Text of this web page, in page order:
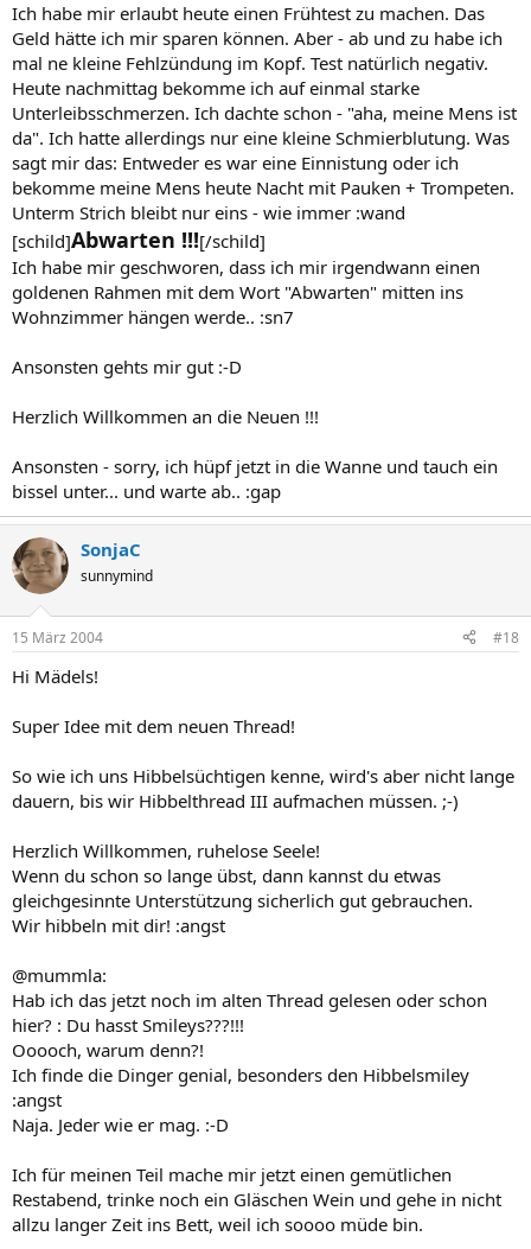
Ich habe mir erlaubt heute einen Frühtest zu machen. Das
Geld hätte ich mir sparen können. Aber - ab und zu habe ich
mal ne kleine Fehlzündung im Kopf. Test natürlich negativ.
Heute nachmittag bekomme ich auf einmal starke
Unterleibsschmerzen. Ich dachte schon - "aha, meine Mens ist
da". Ich hatte allerdings nur eine kleine Schmierblutung. Was
sagt mir das: Entweder es war eine Einnistung oder ich
bekomme meine Mens heute Nacht mit Pauken + Trompeten.
Unterm Strich bleibt nur eins - wie immer :wand
[schild]Abwarten !!![/schild]
Ich habe mir geschworen, dass ich mir irgendwann einen
goldenen Rahmen mit dem Wort "Abwarten" mitten ins
Wohnzimmer hängen werde.. :sn7
Ansonsten gehts mir gut :-D
Herzlich Willkommen an die Neuen !!!
Ansonsten - sorry, ich hüpf jetzt in die Wanne und tauch ein
bissel unter... und warte ab.. :gap
SonjaC
sunnymind
15 März 2004 #18
Hi Mädels!
Super Idee mit dem neuen Thread!
So wie ich uns Hibbelsüchtigen kenne, wird's aber nicht lange
dauern, bis wir Hibbelthread III aufmachen müssen. ;-)
Herzlich Willkommen, ruhelose Seele!
Wenn du schon so lange übst, dann kannst du etwas
gleichgesinnte Unterstützung sicherlich gut gebrauchen.
Wir hibbeln mit dir! :angst
@mummla:
Hab ich das jetzt noch im alten Thread gelesen oder schon
hier? : Du hasst Smileys???!!!
Ooooch, warum denn?!
Ich finde die Dinger genial, besonders den Hibbelsmiley
:angst
Naja. Jeder wie er mag. :-D
Ich für meinen Teil mache mir jetzt einen gemütlichen
Restabend, trinke noch ein Gläschen Wein und gehe in nicht
allzu langer Zeit ins Bett, weil ich soooo müde bin.